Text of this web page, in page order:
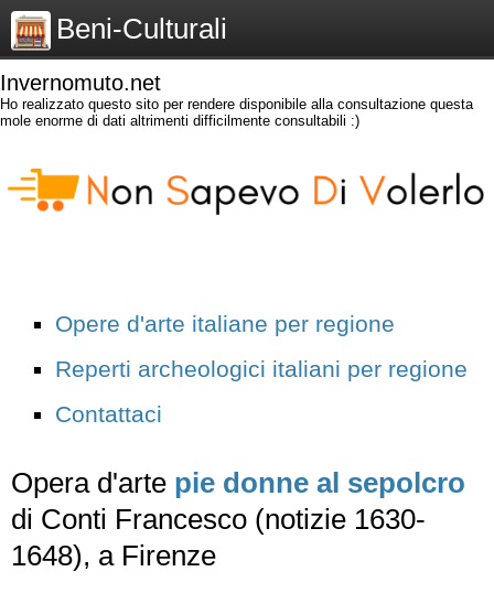
Beni-Culturali
Invernomuto.net
Ho realizzato questo sito per rendere disponibile alla consultazione questa
mole enorme di dati altrimenti difficilmente consultabili :)
Opere d'arte italiane per regione
Reperti archeologici italiani per regione
Contattaci
Opera d'arte pie donne al sepolcro
di Conti Francesco (notizie 1630-
1648), a Firenze